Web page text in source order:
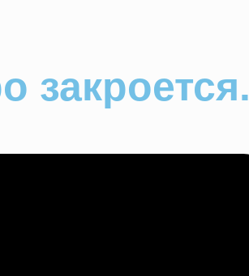
закроется.